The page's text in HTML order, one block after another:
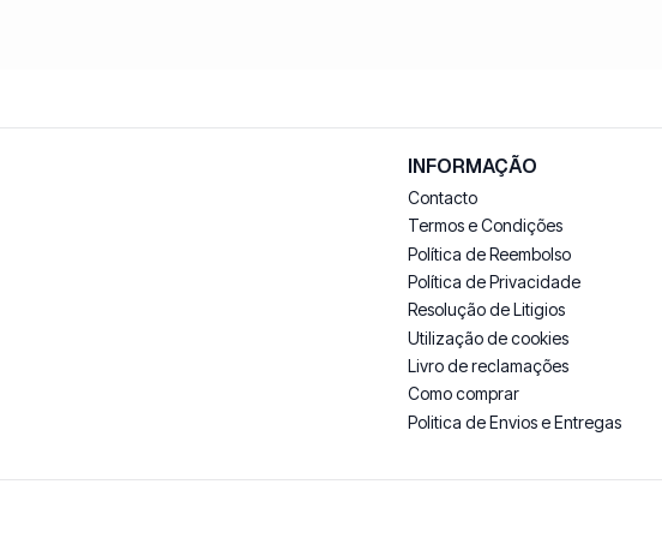
INFORMAÇÃO
Contacto
Termos e Condições
Política de Reembolso
Política de Privacidade
Resolução de Litigios
Utilização de cookies
Livro de reclamações
Como comprar
Politica de Envios e Entregas